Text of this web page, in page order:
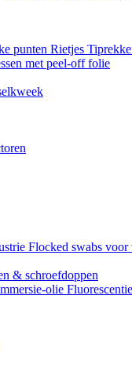
punten Rietjes
met peel-off folie
Flocked swabs
& schroefdoppen
olie